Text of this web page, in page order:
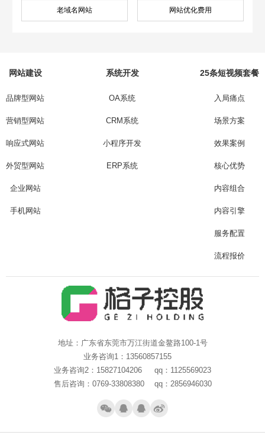
老域名网站 网站优化费用
网站建设
品牌型网站
营销型网站
响应式网站
外贸型网站
企业网站
手机网站
系统开发
OA系统
CRM系统
小程序开发
ERP系统
25条短视频套餐
入局痛点
场景方案
效果案例
核心优势
内容组合
内容引擎
服务配置
流程报价
地址：广东省东莞市万江街道金鳌路100-1号
业务咨询1：13560857155
业务咨询2：15827104206 qq：1125569023
售后咨询：0769-33808380 qq：2856946030